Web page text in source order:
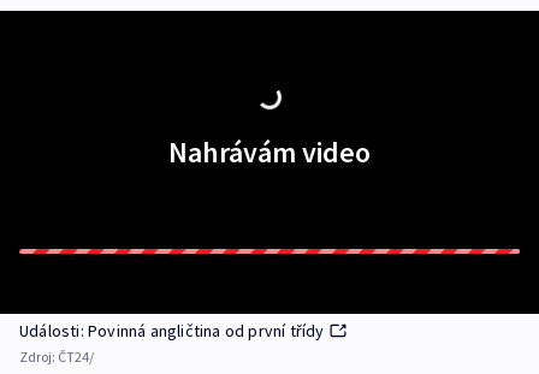
Nahrávám video
Události: Povinná angličtina od první třídy
Zdroj: ČT24/